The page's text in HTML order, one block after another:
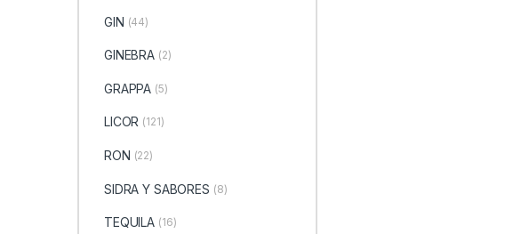
GIN (44)
GINEBRA (2)
GRAPPA (5)
LICOR (121)
RON (22)
SIDRA Y SABORES (8)
TEQUILA (16)